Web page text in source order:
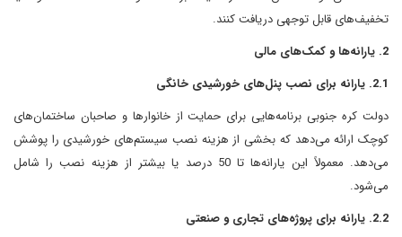
تخفیف‌های قابل توجهی دریافت کنند.
2. یارانه‌ها و کمک‌های مالی
2.1. یارانه برای نصب پنل‌های خورشیدی خانگی
دولت کره جنوبی برنامه‌هایی برای حمایت از خانوارها و صاحبان ساختمان‌های
کوچک ارائه می‌دهد که بخشی از هزینه نصب سیستم‌های خورشیدی را پوشش
می‌دهد. معمولاً این یارانه‌ها تا 50 درصد یا بیشتر از هزینه نصب را شامل
می‌شود.
2.2. یارانه برای پروژه‌های تجاری و صنعتی